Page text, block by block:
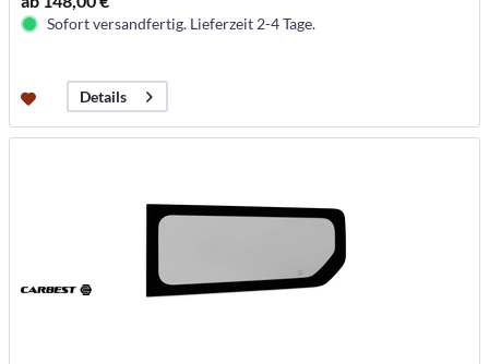
Sofort versandfertig. Lieferzeit 2-4 Tage.
Details